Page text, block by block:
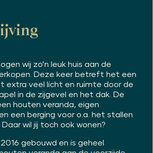
wij zo’n leuk huis aan de
Deze keer betreft het een
extra veel licht en ruimte door de
in de zijgevel en het dak. De
houten veranda, eigen
een berging voor o.a. het stallen
wil jij toch ook wonen?
gebouwd en is geheel